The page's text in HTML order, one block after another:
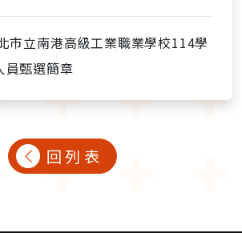
市立南港高級工業職業學校114學
員甄選簡章
回列表